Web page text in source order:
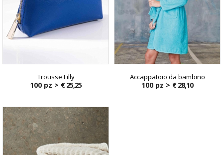
Trousse Lilly
100 pz > € 25,25
Accappatoio da bambino
100 pz > € 28,10